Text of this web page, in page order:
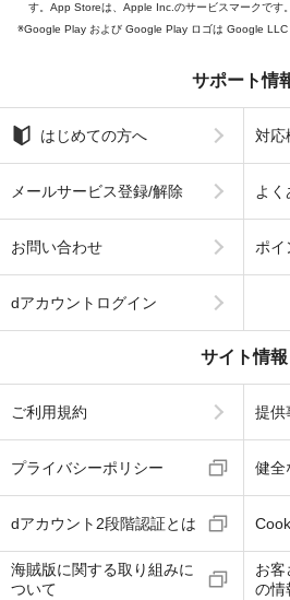
す。App Storeは、Apple Inc.のサービスマークです。
Google Play および Google Play ロゴは Google LLC
サポート情
はじめての方へ 対応
メールサービス登録/解除 よく
お問い合わせ ポイ
dアカウントログイン
サイト情報
ご利用規約 提供
プライバシーポリシー 健全
dアカウント2段階認証とは
海賊版に関する取り組みに
ついて
お客
の情